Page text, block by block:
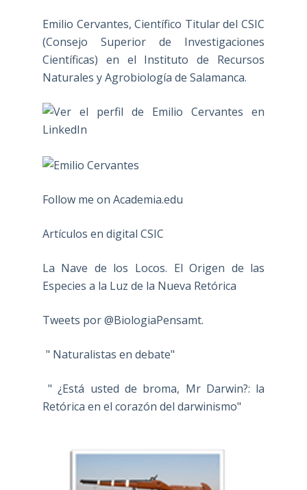
Emilio Cervantes, Científico Titular del CSIC
(Consejo Superior de Investigaciones
Científicas) en el Instituto de Recursos
Naturales y Agrobiología de Salamanca.
Follow me on Academia.edu
Artículos en digital CSIC
La Nave de los Locos. El Origen de las
Especies a la Luz de la Nueva Retórica
Tweets por @BiologiaPensamt.
" Naturalistas en debate"
" ¿Está usted de broma, Mr Darwin?: la
Retórica en el corazón del darwinismo"